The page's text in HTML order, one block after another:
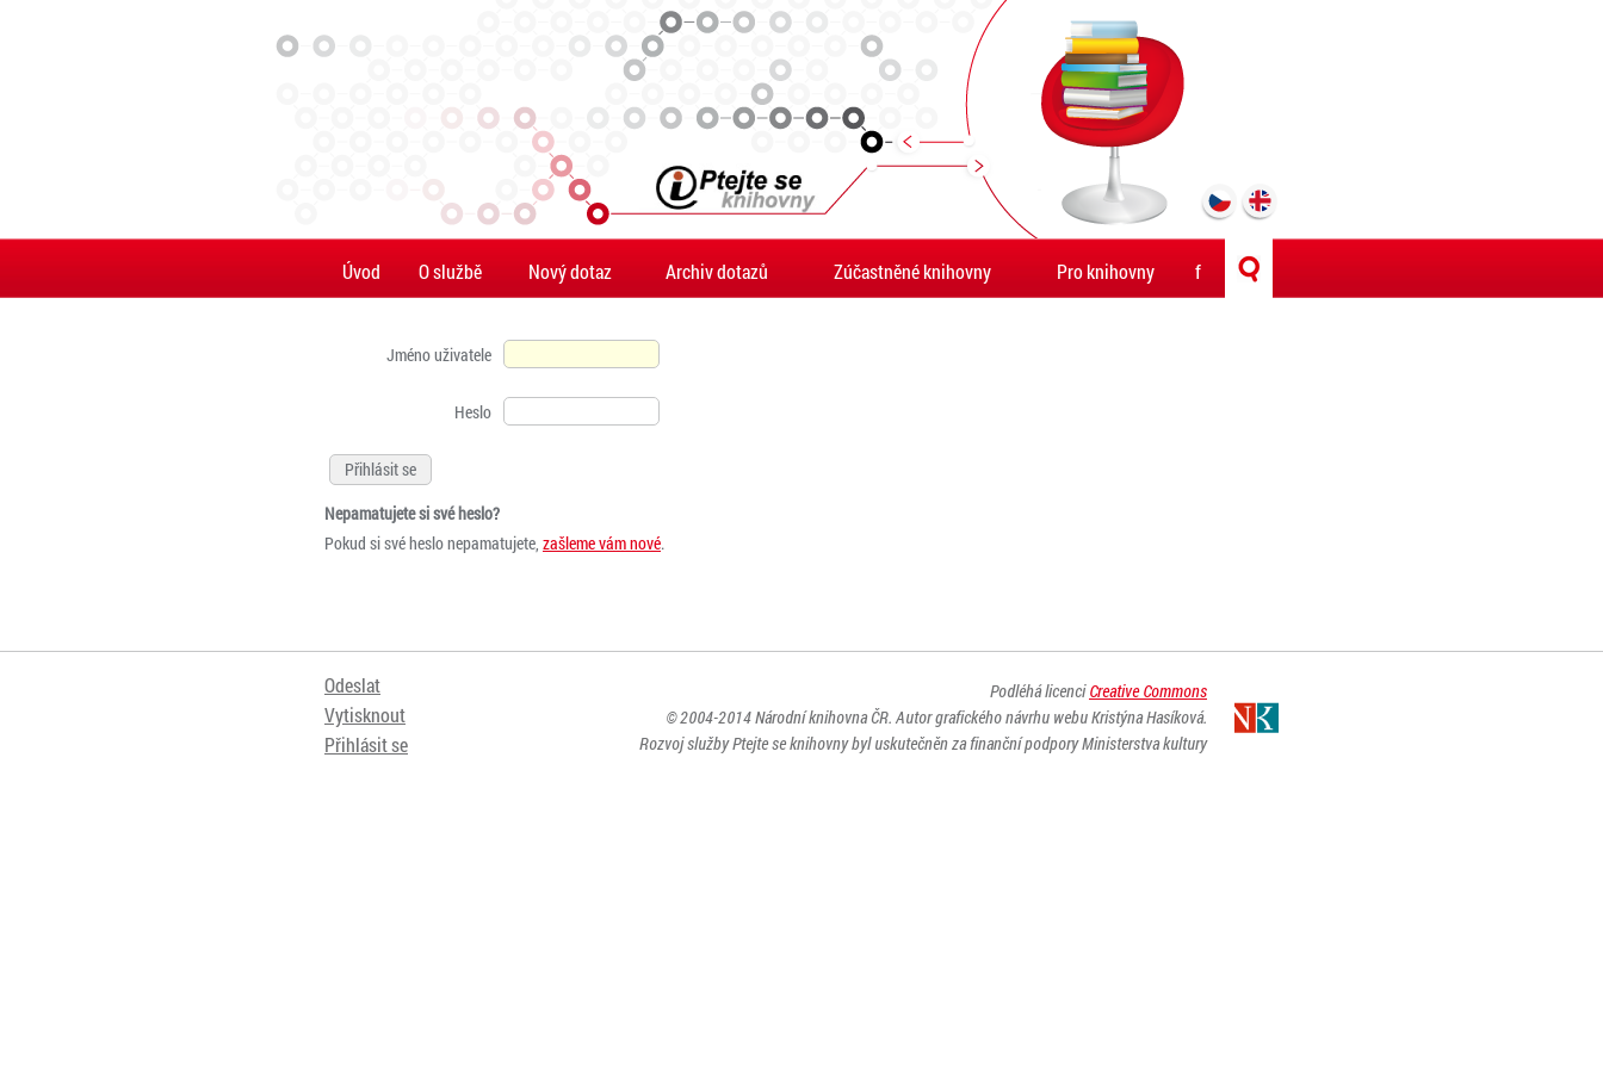
Úvod O službě Nový dotaz Archiv dotazů Zúčastněné knihovny Pro knihovny f
Jméno uživatele
Heslo
Nepamatujete si své heslo?
Pokud si své heslo nepamatujete, zašleme vám nové.
Odeslat
Vytisknout
Přihlásit se
Podléhá licenciCreative Commons
© 2004-2014Národní knihovna ČR. Autor grafického návrhu webu Kristýna Hasíková.
Rozvoj služby Ptejte se knihovny byl uskutečněn za finanční podpory Ministerstva kultury